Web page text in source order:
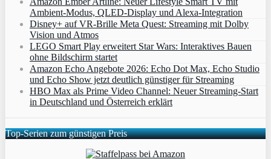
Ambient‑Modus, QLED‑Display und Alexa‑Integration
Disney+ auf VR-Brille Meta Quest: Streaming mit Dolby
Vision und Atmos
LEGO Smart Play erweitert Star Wars: Interaktives Bauen
ohne Bildschirm startet
Amazon Echo Angebote 2026: Echo Dot Max, Echo Studio
und Echo Show jetzt deutlich günstiger für Streaming
HBO Max als Prime Video Channel: Neuer Streaming‑Start
in Deutschland und Österreich erklärt
Top-Serien zum günstigen Preis